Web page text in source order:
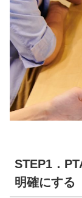
STEP1．
明確にする